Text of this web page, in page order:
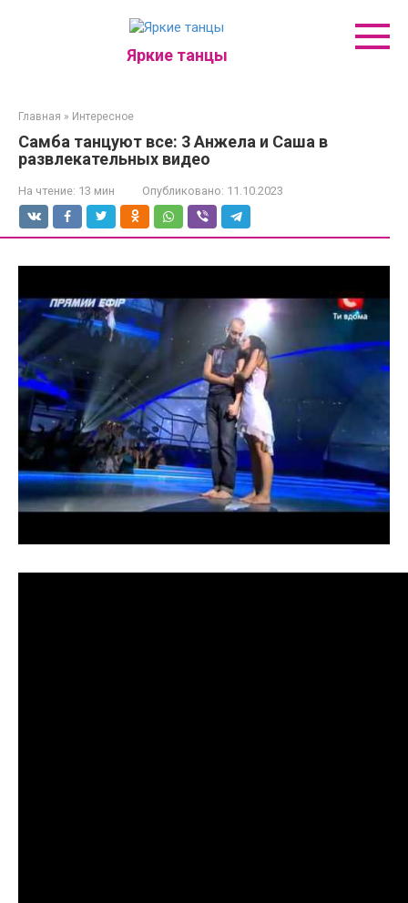
Яркие танцы
Главная » Интересное
Самба танцуют все: 3 Анжела и Саша в
развлекательных видео
На чтение: 13 мин Опубликовано: 11.10.2023